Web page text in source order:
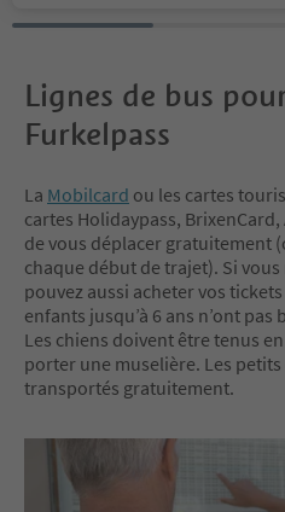
ed a whole valley by the bicycle?
e paths, in the Pustertal it is possi
ble! From brook Mühl to Villach
even Maribor. On these cycle path
s we have more than 40 rental co
to guarantee our customers
est experience.
Lignes de bus
Furkelpass
La Mobilcard ou les cartes
cartes Holidaypass,
de vous déplacer gratuitement
chaque début de trajet). Si vous
pouvez aussi acheter vos
enfants jusqu’à 6 ans n’ont
Les chiens doivent être tenus
porter une muselière. Les
transportés gratuitement.